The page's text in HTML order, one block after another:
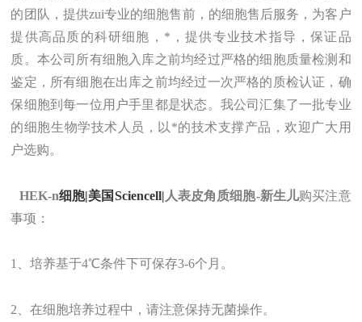
的团队，提供zui专业的细胞售前，的细胞售后服务 ，为客户
提供高品质的科研细胞 ， *，提供专业技术指导 ，保证品
质。 本公司所有细胞入库之前均经过严格的细胞质量检测和
鉴定，所有细胞在出库之前均经过一次严格的质检认证，确
保细胞到每一位用户手里都是状态。 我公司汇集了一批专业
的细胞生物学技术人员，以*的技术支撑产品，欢迎广大用
户选购。
HEK-n细胞|美国Sciencell| 人表皮角质细胞-新生儿购买注意
事项：
1、培养基于4℃条件下可保存3-6个月。
2、在细胞培养过程中，请注意保持无菌操作。